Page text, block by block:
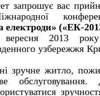
запрошує вас
електроди» («ЕК-
вересня 2013
узбережжя
зручне житло,
обслуговування.